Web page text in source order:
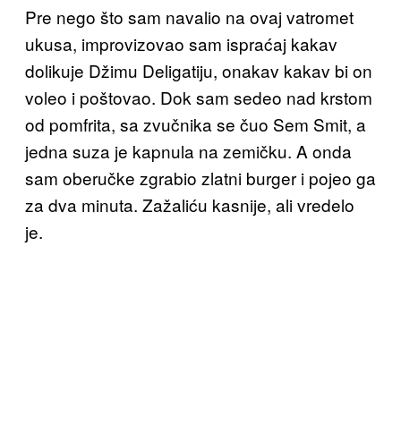
Pre nego što sam navalio na ovaj vatromet
ukusa, improvizovao sam ispraćaj kakav
dolikuje Džimu Deligatiju, onakav kakav bi on
voleo i poštovao. Dok sam sedeo nad krstom
od pomfrita, sa zvučnika se čuo Sem Smit, a
jedna suza je kapnula na zemičku. A onda
sam oberučke zgrabio zlatni burger i pojeo ga
za dva minuta. Zažaliću kasnije, ali vredelo
je.